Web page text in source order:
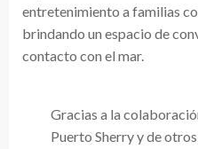
entretenimiento a familias
brindando un espacio de
contacto con el mar.
Gracias a la
Puerto Sherry y de